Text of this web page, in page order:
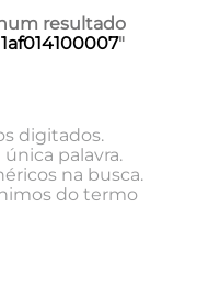
resultado
"
digitados.
palavra.
na busca.
do termo